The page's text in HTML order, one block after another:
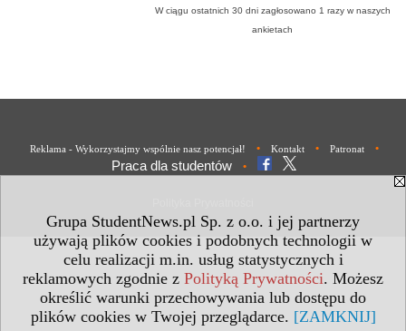
Grupa StudentNews.pl Sp. z o.o. i jej partnerzy
używają plików cookies i podobnych technologii w
celu realizacji m.in. usług statystycznych i
reklamowych zgodnie z Polityką Prywatności. Możesz
określić warunki przechowywania lub dostępu do
plików cookies w Twojej przeglądarce. [ZAMKNIJ]
W ciągu ostatnich 30 dni zagłosowano 1 razy w naszych
ankietach
Reklama - Wykorzystajmy wspólnie nasz potencjał! • Kontakt • Patronat •
Praca dla studentów •